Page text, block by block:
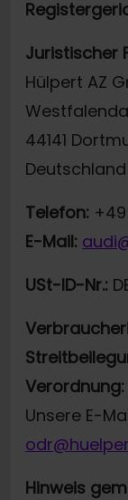
Juristischer
Hülpert AZ
44141
Telefon:
E-Mail:
USt-ID-Nr.:
Verordnung:
Unsere E-
Hinweis